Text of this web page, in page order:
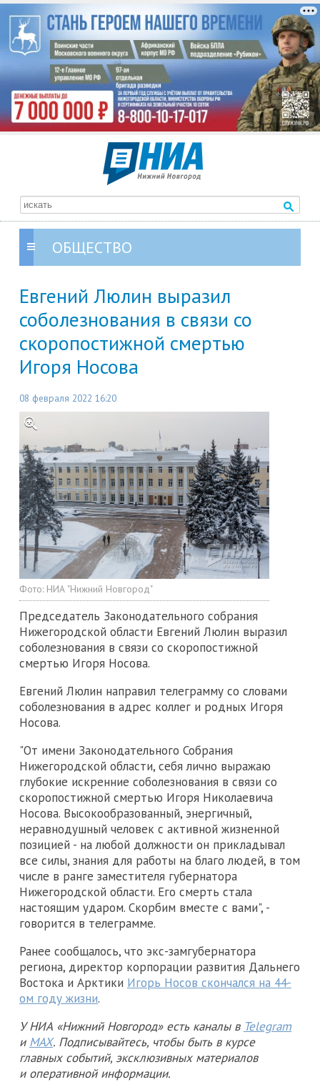
ОБЩЕСТВО
Евгений Люлин выразил
соболезнования в связи со
скоропостижной смертью
Игоря Носова
08 февраля 2022 16:20
Фото: НИА "Нижний Новгород"
Председатель Законодательного собрания
Нижегородской области Евгений Люлин выразил
соболезнования в связи со скоропостижной
смертью Игоря Носова.
Евгений Люлин направил телеграмму со словами
соболезнования в адрес коллег и родных Игоря
Носова.
"От имени Законодательного Собрания
Нижегородской области, себя лично выражаю
глубокие искренние соболезнования в связи со
скоропостижной смертью Игоря Николаевича
Носова. Высокообразованный, энергичный,
неравнодушный человек с активной жизненной
позицией - на любой должности он прикладывал
все силы, знания для работы на благо людей, в том
числе в ранге заместителя губернатора
Нижегородской области. Его смерть стала
настоящим ударом. Скорбим вместе с вами", -
говорится в телеграмме.
Ранее сообщалось, что экс-замгубернатора
региона, директор корпорации развития Дальнего
Востока и Арктики Игорь Носов скончался на 44-
ом году жизни.
У НИА «Нижний Новгород» есть каналы в Telegram
и MAX. Подписывайтесь, чтобы быть в курсе
главных событий, эксклюзивных материалов
и оперативной информации.